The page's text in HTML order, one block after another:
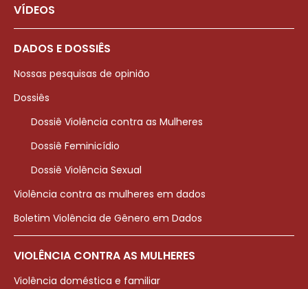
VÍDEOS
DADOS E DOSSIÊS
Nossas pesquisas de opinião
Dossiês
Dossiê Violência contra as Mulheres
Dossiê Feminicídio
Dossiê Violência Sexual
Violência contra as mulheres em dados
Boletim Violência de Gênero em Dados
VIOLÊNCIA CONTRA AS MULHERES
Violência doméstica e familiar